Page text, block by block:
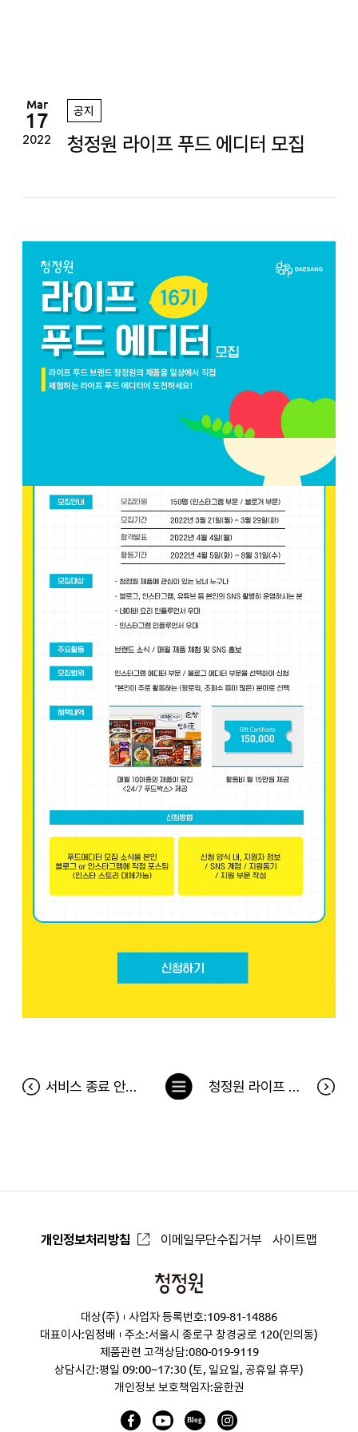
Mar
17
2022
공지
청정원 라이프 푸드 에디터 모집
서비스 종료 안내 (1:1문의 및 이벤트 삭제) 청정원 라이프 푸드 에디터 모집 발표 안내
목
개인정보처리방침 이메일무단수집거부 사이트맵
청
원
대상(주)
사업자 등록번호:109-81-14886
대표이사:임정배
주소:서울시 종로구 창경궁로 120(인의동)
제품관련 고객상담:080-019-9119
상담시간:평일 09:00~17:30 (토, 일요일, 공휴일 휴무)
개인정보 보호책임자:윤한권